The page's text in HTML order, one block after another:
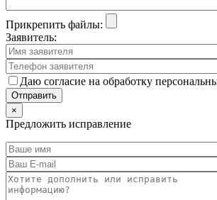
Прикрепить файлы:
Заявитель:
Даю согласие на обработку
×
Предложить исправление